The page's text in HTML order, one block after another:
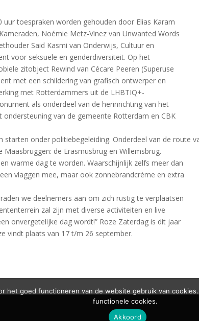
toespraken worden gehouden door Elias Karam
Noémie Metz-Vinez van Unwanted Words
Said Kasmi van Onderwijs, Cultuur en
voor seksuele en genderdiversiteit. Op het
zitobject Rewind van Cécare Peeren (Superuse
met een schildering van grafisch ontwerper en
met Rotterdammers uit de LHBTIQ+-
als onderdeel van de herinrichting van het
van de gemeente Rotterdam en CBK
starten onder politiebegeleiding. Onderdeel van de route
de Erasmusbrug en Willemsbrug.
warme dag te worden. Waarschijnlijk zelfs meer dan
vlaggen mee, maar ook zonnebrandcrème en extra
we deelnemers aan om zich rustig te verplaatsen
zal zijn met diverse activiteiten en live
onvergetelijke dag wordt!” Roze Zaterdag is dit jaar
vindt plaats van 17 t/m 26 september.
het goed functioneren van de website gebruik van
functionele cookies.
Akkoord